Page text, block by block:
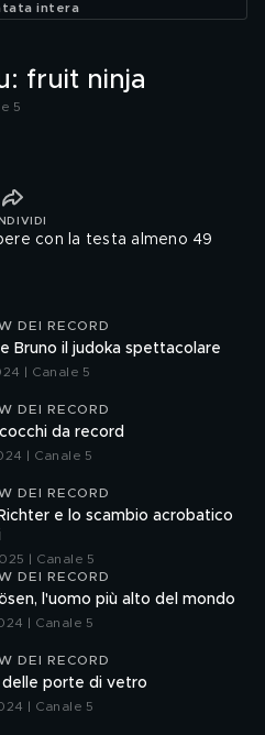
intera
fruit ninja
5
con la testa almeno 49
DEI RECORD
Bruno il judoka spettacolare
| Canale 5
DEI RECORD
da record
| Canale 5
DEI RECORD
e lo scambio acrobatico
| Canale 5
DEI RECORD
l'uomo più alto del mondo
| Canale 5
DEI RECORD
delle porte di vetro
| Canale 5